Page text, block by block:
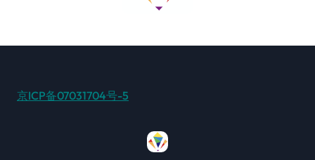
京ICP备07031704号-5